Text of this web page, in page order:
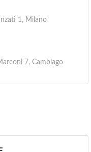
1, Milano
7, Cambiago